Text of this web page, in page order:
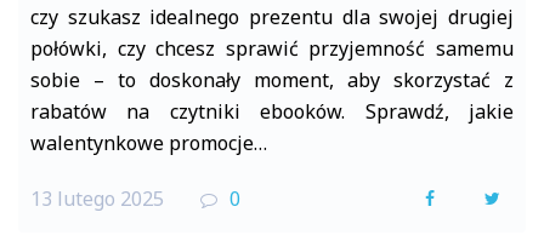
czy szukasz idealnego prezentu dla swojej drugiej
połówki, czy chcesz sprawić przyjemność samemu
sobie – to doskonały moment, aby skorzystać z
rabatów na czytniki ebooków. Sprawdź, jakie
walentynkowe promocje…
13 lutego 2025 0
F